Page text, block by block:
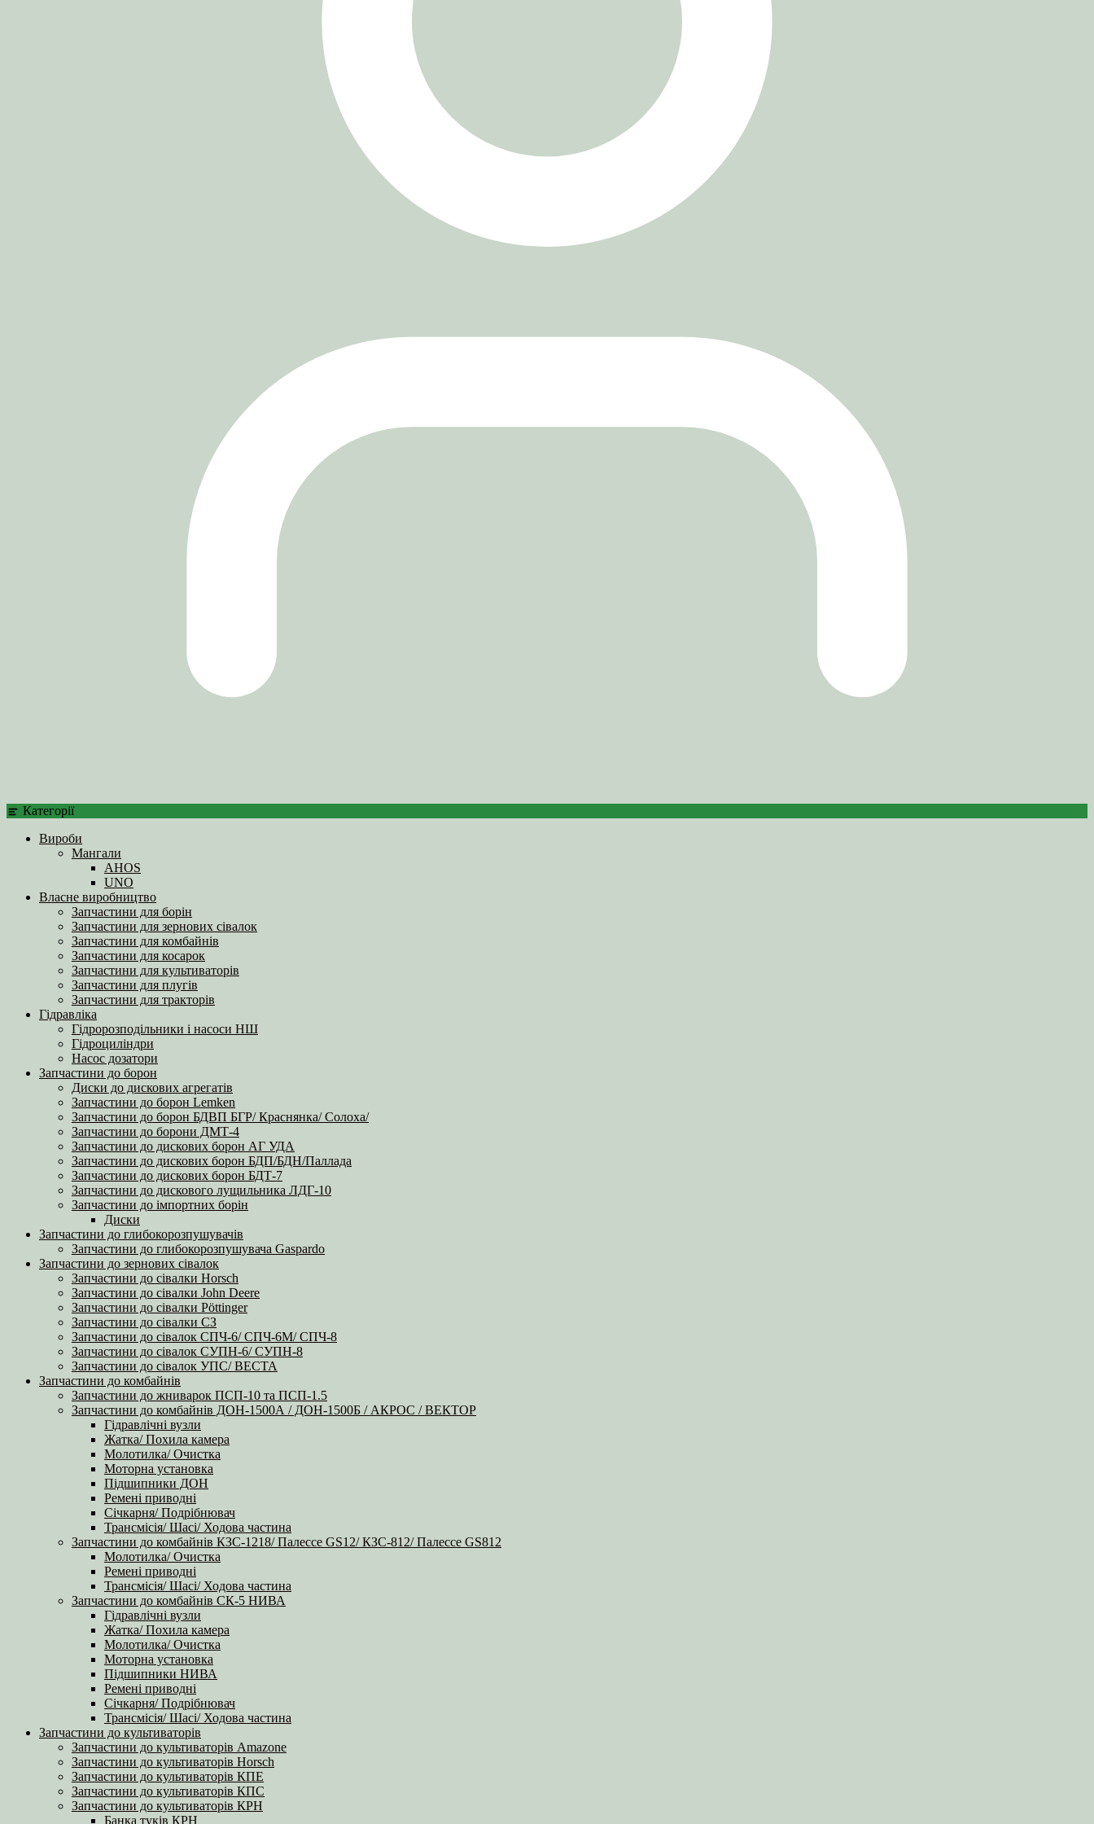
Категорії
Вироби
Мангали
AHOS
UNO
Власне виробництво
Запчастини для борін
Запчастини для зернових сівалок
Запчастини для комбайнів
Запчастини для косарок
Запчастини для культиваторів
Запчастини для плугів
Запчастини для тракторів
Гідравліка
Гідророзподільники і насоси НШ
Гідроциліндри
Насос дозатори
Запчастини до борон
Диски до дискових агрегатів
Запчастини до борон Lemken
Запчастини до борон БДВП БГР/ Краснянка/ Солоха/
Запчастини до борони ДМТ-4
Запчастини до дискових борон АГ УДА
Запчастини до дискових борон БДП/БДН/Паллада
Запчастини до дискових борон БДТ-7
Запчастини до дискового лущильника ЛДГ-10
Запчастини до імпортних борін
Диски
Запчастини до глибокорозпушувачів
Запчастини до глибокорозпушувача Gaspardo
Запчастини до зернових сівалок
Запчастини до сівалки Horsch
Запчастини до сівалки John Deere
Запчастини до сівалки Pöttinger
Запчастини до сівалки СЗ
Запчастини до сівалок СПЧ-6/ СПЧ-6М/ СПЧ-8
Запчастини до сівалок СУПН-6/ СУПН-8
Запчастини до сівалок УПС/ ВЕСТА
Запчастини до комбайнів
Запчастини до жниварок ПСП-10 та ПСП-1.5
Запчастини до комбайнів ДОН-1500А / ДОН-1500Б / АКРОС / ВЕКТОР
Гідравлічні вузли
Жатка/ Похила камера
Молотилка/ Очистка
Моторна установка
Підшипники ДОН
Ремені приводні
Січкарня/ Подрібнювач
Трансмісія/ Шасі/ Ходова частина
Запчастини до комбайнів КЗС-1218/ Палессе GS12/ КЗС-812/ Палессе GS812
Молотилка/ Очистка
Ремені приводні
Трансмісія/ Шасі/ Ходова частина
Запчастини до комбайнів СК-5 НИВА
Гідравлічні вузли
Жатка/ Похила камера
Молотилка/ Очистка
Моторна установка
Підшипники НИВА
Ремені приводні
Січкарня/ Подрібнювач
Трансмісія/ Шасі/ Ходова частина
Запчастини до культиваторів
Запчастини до культиваторів Amazone
Запчастини до культиваторів Horsch
Запчастини до культиваторів КПЕ
Запчастини до культиваторів КПС
Запчастини до культиваторів КРН
Банка туків КРН